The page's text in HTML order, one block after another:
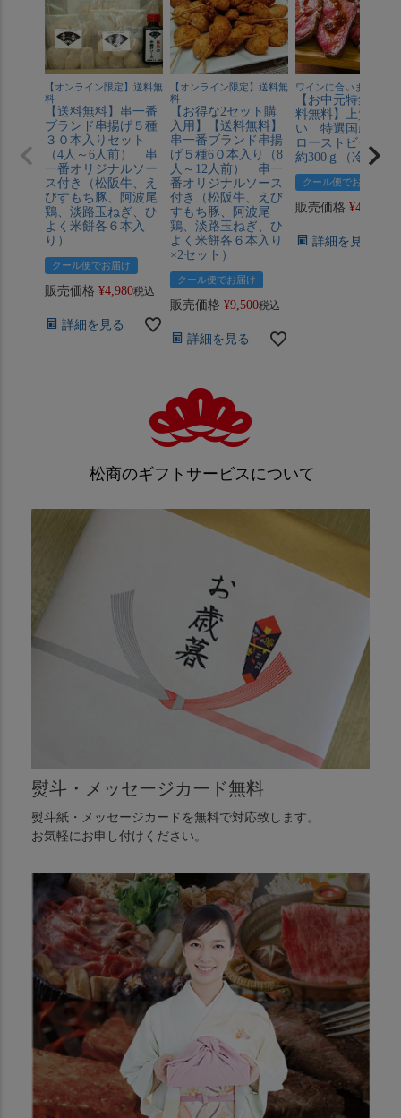
【オンライン限定】送料無
料
【送料無料】串一番
ブランド串揚げ５種
３０本入りセット
（4人～6人前） 串
一番オリジナルソー
ス付き（松阪牛、え
びすもち豚、阿波尾
鶏、淡路玉ねぎ、ひ
よく米餅各６本入
り）
クール便でお届け
販売価格 ¥4,980税込
詳細を見る
【オンライン限定】送料無
料
【お得な2セット購
入用】【送料無料】
串一番ブランド串揚
げ５種6０本入り（8
人～12人前） 串一
番オリジナルソース
付き（松阪牛、えび
すもち豚、阿波尾
鶏、淡路玉ねぎ、ひ
よく米餅各６本入り
×2セット）
クール便でお届け
販売価格 ¥9,500税込
詳細を見る
ワインに合います！
【お中元特集】【
料無料】上質な味
い 特選国産牛モ
ローストビーフ１
約300ｇ（冷凍）
クール便でお届け
販売価格 ¥4,980
詳細を見る
松商のギフトサービスについて
熨斗・メッセージカード無料
熨斗紙・メッセージカードを無料で対応致します。
お気軽にお申し付けください。